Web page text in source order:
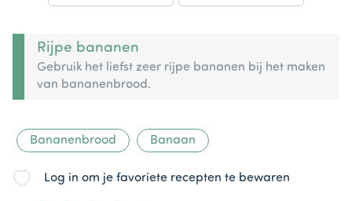
Rijpe bananen
Gebruik het liefst zeer rijpe bananen bij het maken
van bananenbrood.
Bananenbrood Banaan
Log in om je favoriete recepten te bewaren